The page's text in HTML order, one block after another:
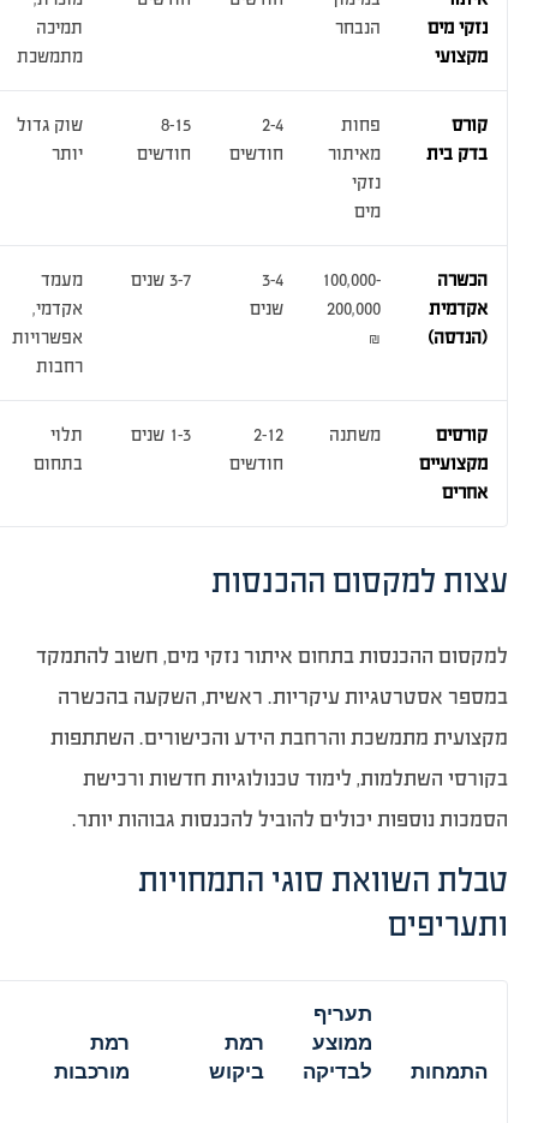
נזקי מים
מקצועי
הנבחר
תמיכה
מתמשכת
קורס
בדק בית
פחות
מאיתור
נזקי
מים
2-4
חודשים
8-15
חודשים
שוק גדול
יותר
הכשרה
אקדמית
(הנדסה)
100,000-
200,000
₪
3-4
שנים
3-7 שנים
מעמד
אקדמי,
אפשרויות
רחבות
קורסים
מקצועיים
אחרים
משתנה
2-12
חודשים
1-3 שנים
תלוי
בתחום
עצות למקסום ההכנסות
למקסום ההכנסות בתחום איתור נזקי מים, חשוב להתמקד
במספר אסטרטגיות עיקריות. ראשית, השקעה בהכשרה
מקצועית מתמשכת והרחבת הידע והכישורים. השתתפות
בקורסי השתלמות, לימוד טכנולוגיות חדשות ורכישת
הסמכות נוספות יכולים להוביל להכנסות גבוהות יותר.
טבלת השוואת סוגי התמחויות
ותעריפים
התמחות
תעריף
ממוצע
לבדיקה
רמת
ביקוש
רמת
מורכבות